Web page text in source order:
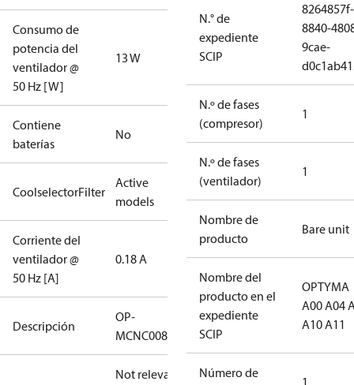
Consumo de
potencia del
ventilador @
50 Hz [W]
13 W
Contiene
baterías
No
CoolselectorFilter
Active
models
Corriente del
ventilador @
50 Hz [A]
0.18 A
Descripción
OP-
MCNC008NUA09G
Not relevant
N.° de
expediente
SCIP
8264857f-
8840-
9cae-
N.º de fases
(compresor)
1
N.º de fases
(ventilador)
1
Nombre de
producto
Bare unit
Nombre del
producto en el
expediente
SCIP
OPTYMA
A00 A04
A10 A11
Número de
1